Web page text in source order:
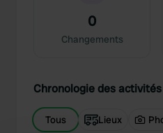
0
Changements
Chronologie des activités
Tous Lieux